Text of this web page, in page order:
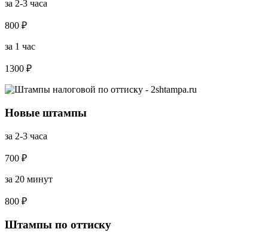
за 2-3 часа
800 ₽
за 1 час
1300 ₽
Новые штампы
за 2-3 часа
700 ₽
за 20 минут
800 ₽
Штампы по оттиску